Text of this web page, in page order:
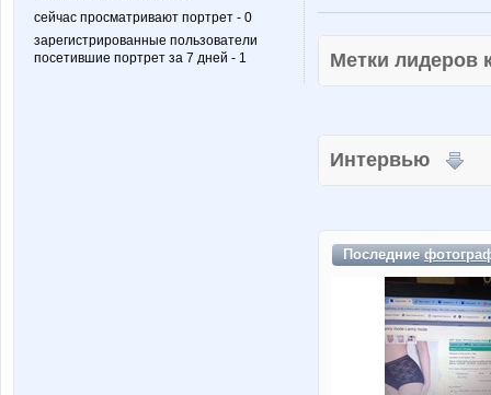
сейчас просматривают портрет - 0
зарегистрированные пользователи
посетившие портрет за 7 дней - 1
Метки
Интервью
Последние